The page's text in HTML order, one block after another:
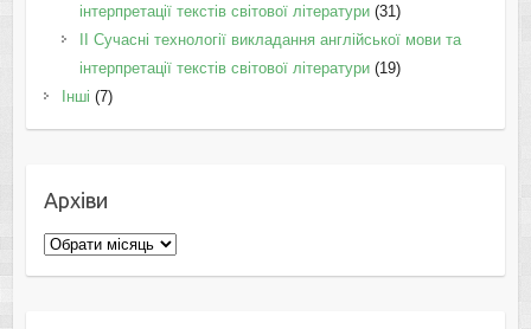
інтерпретації текстів світової літератури(31)
II Cучасні технології викладання англійської мови та
інтерпретації текстів світової літератури(19)
Інші (7)
Архіви
Архіви